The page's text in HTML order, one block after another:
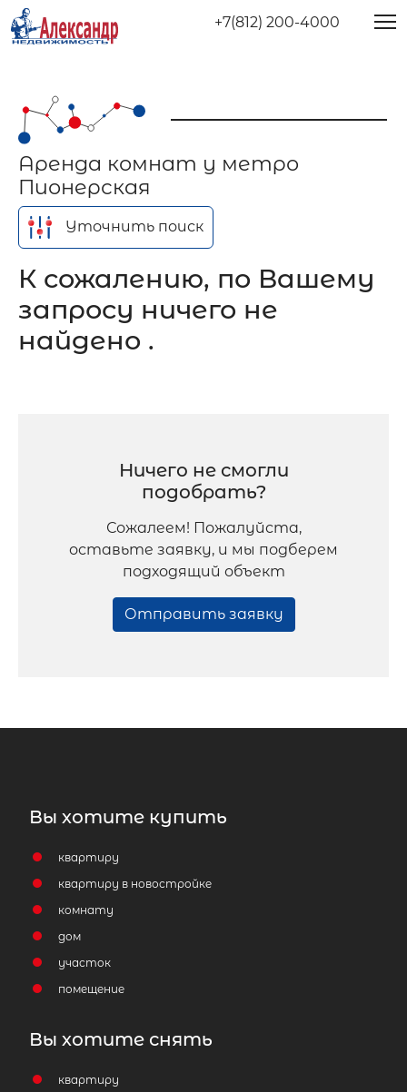
+7(812) 200-4000
Аренда комнат у метро
Пионерская
Уточнить поиск
К сожалению, по Вашему
запросу ничего не
найдено .
Ничего не смогли
подобрать?
Сожалеем! Пожалуйста,
оставьте заявку, и мы подберем
подходящий объект
Отправить заявку
Вы хотите купить
квартиру
квартиру в новостройке
комнату
дом
участок
помещение
Вы хотите снять
квартиру